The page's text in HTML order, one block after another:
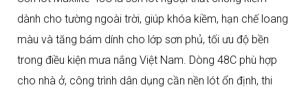
dành cho tường ngoài trời, giúp khóa kiềm, hạn chế loang
màu và tăng bám dính cho lớp sơn phủ, tối ưu độ bền
trong điều kiện mưa nắng Việt Nam. Dòng 48C phù hợp
cho nhà ở, công trình dân dụng cần nền lót ổn định, thi